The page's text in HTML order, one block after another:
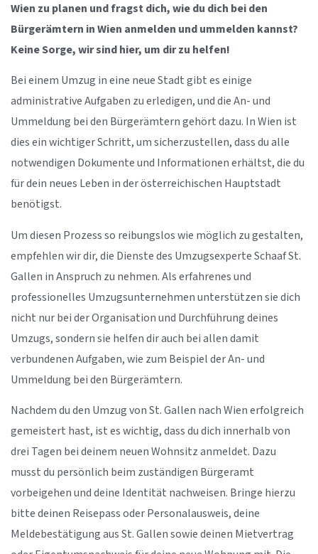
Wien zu planen und fragst dich, wie du dich bei den
Bürgerämtern in Wien anmelden und ummelden kannst?
Keine Sorge, wir sind hier, um dir zu helfen!
Bei einem Umzug in eine neue Stadt gibt es einige
administrative Aufgaben zu erledigen, und die An- und
Ummeldung bei den Bürgerämtern gehört dazu. In Wien ist
dies ein wichtiger Schritt, um sicherzustellen, dass du alle
notwendigen Dokumente und Informationen erhältst, die du
für dein neues Leben in der österreichischen Hauptstadt
benötigst.
Um diesen Prozess so reibungslos wie möglich zu gestalten,
empfehlen wir dir, die Dienste des Umzugsexperte Schaaf St.
Gallen in Anspruch zu nehmen. Als erfahrenes und
professionelles Umzugsunternehmen unterstützen sie dich
nicht nur bei der Organisation und Durchführung deines
Umzugs, sondern sie helfen dir auch bei allen damit
verbundenen Aufgaben, wie zum Beispiel der An- und
Ummeldung bei den Bürgerämtern.
Nachdem du den Umzug von St. Gallen nach Wien erfolgreich
gemeistert hast, ist es wichtig, dass du dich innerhalb von
drei Tagen bei deinem neuen Wohnsitz anmeldet. Dazu
musst du persönlich beim zuständigen Bürgeramt
vorbeigehen und deine Identität nachweisen. Bringe hierzu
bitte deinen Reisepass oder Personalausweis, deine
Meldebestätigung aus St. Gallen sowie deinen Mietvertrag